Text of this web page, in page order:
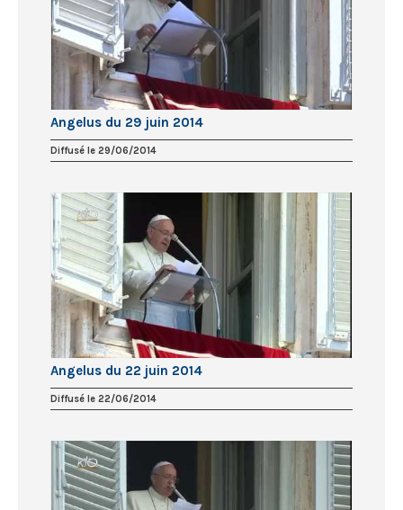
Angelus du 29 juin 2014
Diffusé le 29/06/2014
Angelus du 22 juin 2014
Diffusé le 22/06/2014